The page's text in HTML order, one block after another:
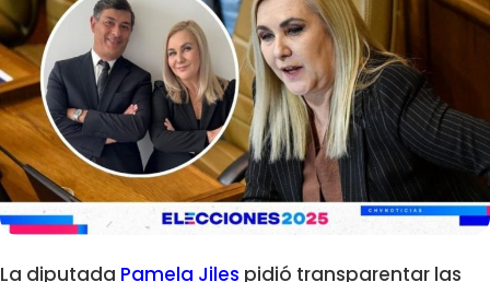
La diputada Pamela Jiles pidió transparentar las